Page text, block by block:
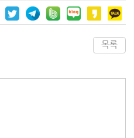
목록